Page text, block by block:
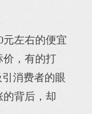
元左右的便宜
价，有的打
消费者的眼
的背后，却